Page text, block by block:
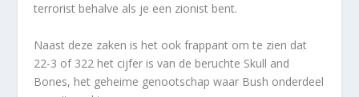
terrorist behalve als je een zionist bent.
Naast deze zaken is het ook frappant om te zien dat
22-3 of 322 het cijfer is van de beruchte Skull and
Bones, het geheime genootschap waar Bush onderdeel